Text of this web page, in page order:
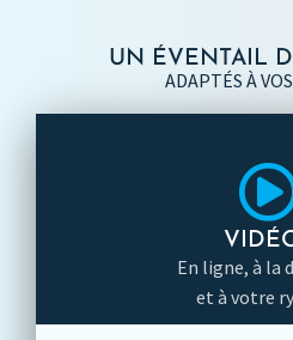
UN ÉVENTAIL
ADAPTÉS À
En ligne, à la
et à votre